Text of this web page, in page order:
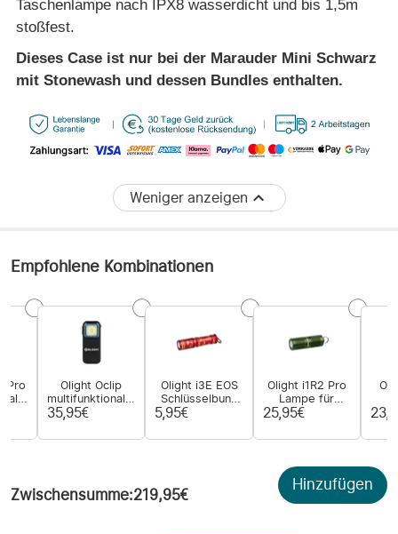
Taschenlampe nach IPX8 wasserdicht und bis 1,5m
stoßfest.
Dieses Case ist nur bei der Marauder Mini Schwarz
mit Stonewash und dessen Bundles enthalten.
Weniger anzeigen
Empfohlene Kombinationen
Pro
Olight Oclip
multifunktionales
Clip-Licht LED
Lichtquellen
35,95€
Olight i3E EOS
Schlüsselbund
Taschenlampe
5,95€
Olight i1R2 Pro
Lampe für
Schlüsselbund
25,95€
mit
Zwischensumme:219,95€
Hinzufügen